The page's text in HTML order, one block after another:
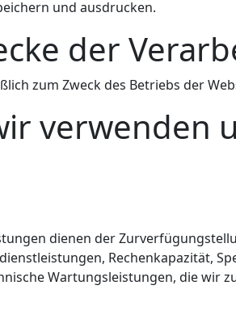
und ausdrucken.
der
zum Zweck des Betriebs der
verwenden
dienen der
Rechenkapazität,
Wartungsleistungen, die wir